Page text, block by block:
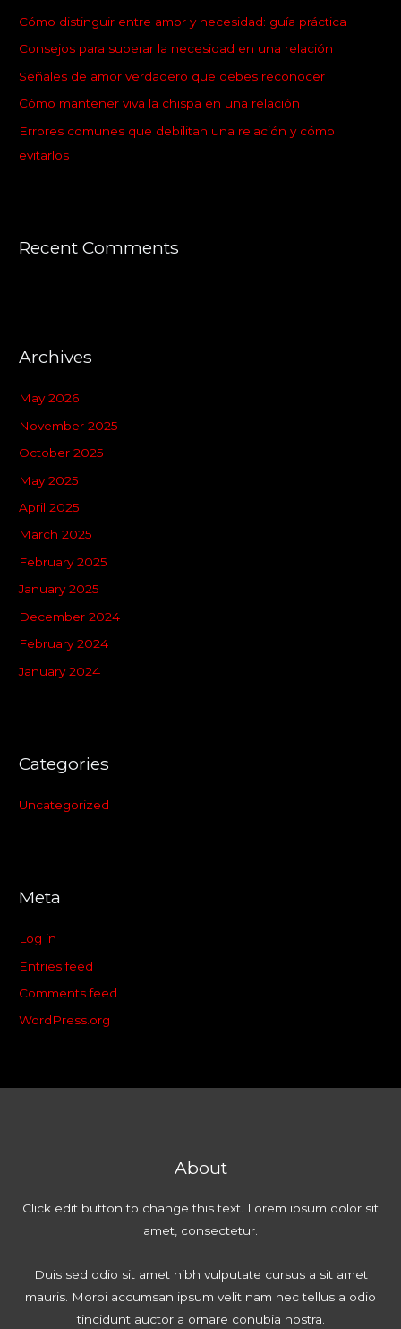
f
o
r
:
Cómo distinguir entre amor y necesidad: guía práctica
Consejos para superar la necesidad en una relación
Señales de amor verdadero que debes reconocer
Cómo mantener viva la chispa en una relación
Errores comunes que debilitan una relación y cómo
evitarlos
Recent Comments
Archives
May 2026
November 2025
October 2025
May 2025
April 2025
March 2025
February 2025
January 2025
December 2024
February 2024
January 2024
Categories
Uncategorized
Meta
Log in
Entries feed
Comments feed
WordPress.org
About
Click edit button to change this text. Lorem ipsum dolor sit
amet, consectetur.
Duis sed odio sit amet nibh vulputate cursus a sit amet
mauris. Morbi accumsan ipsum velit nam nec tellus a odio
tincidunt auctor a ornare conubia nostra.